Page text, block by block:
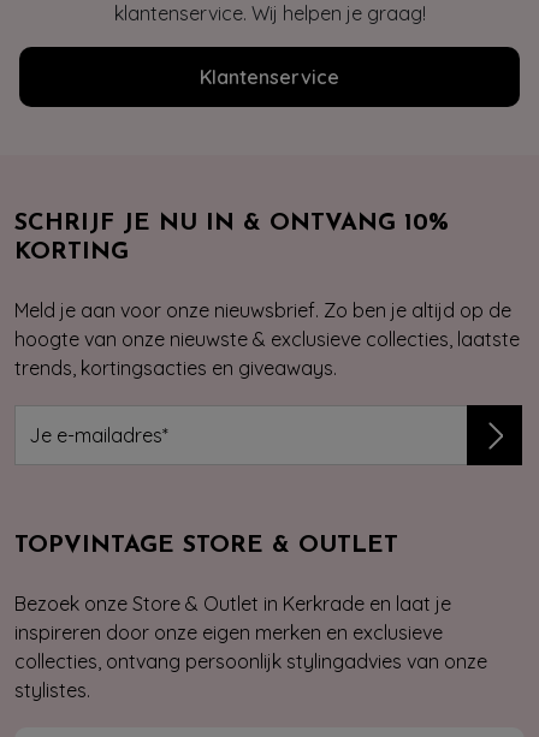
klantenservice. Wij helpen je graag!
Klantenservice
SCHRIJF JE NU IN & ONTVANG 10%
KORTING
Meld je aan voor onze nieuwsbrief. Zo ben je altijd op de
hoogte van onze nieuwste & exclusieve collecties, laatste
trends, kortingsacties en giveaways.
TOPVINTAGE STORE & OUTLET
Bezoek onze Store & Outlet in Kerkrade en laat je
inspireren door onze eigen merken en exclusieve
collecties, ontvang persoonlijk stylingadvies van onze
stylistes.